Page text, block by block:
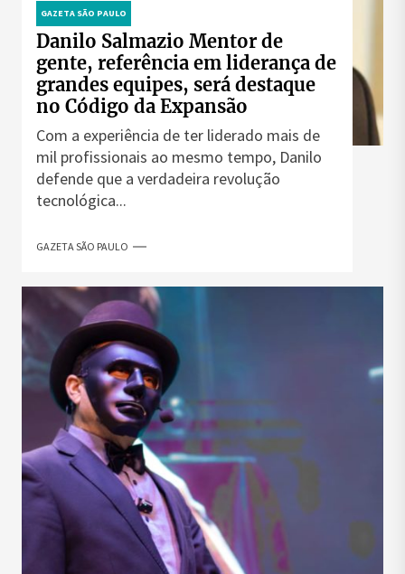
GAZETA SÃO PAULO
Danilo Salmazio Mentor de
gente, referência em liderança de
grandes equipes, será destaque
no Código da Expansão
Com a experiência de ter liderado mais de
mil profissionais ao mesmo tempo, Danilo
defende que a verdadeira revolução
tecnológica...
GAZETA SÃO PAULO